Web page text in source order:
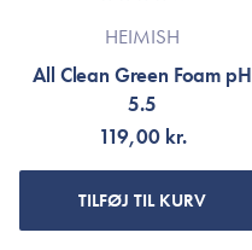
HEIMISH
All Clean Green Foam pH
5.5
119,00 kr.
TILFØJ TIL KURV